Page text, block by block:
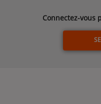
Connectez-vous